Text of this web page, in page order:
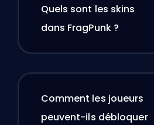
Quels sont les skins
dans FragPunk ?
Comment les joueurs
peuvent-ils débloquer